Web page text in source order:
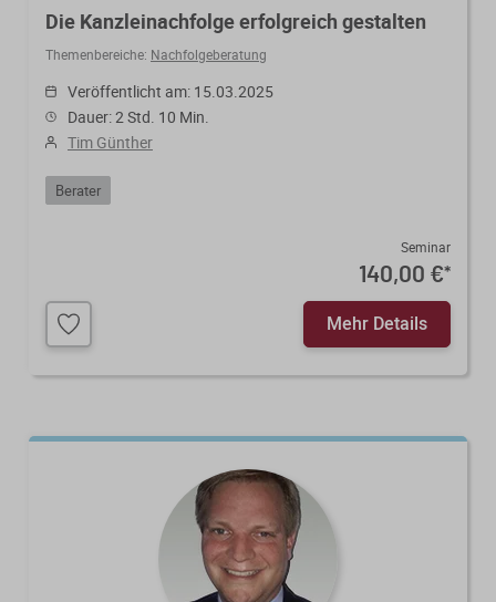
Die Kanzleinachfolge erfolgreich gestalten
Themenbereiche: Nachfolgeberatung
Veröffentlicht am: 15.03.2025
Dauer: 2 Std. 10 Min.
Tim Günther
Berater
Seminar
140,00 €*
Mehr Details